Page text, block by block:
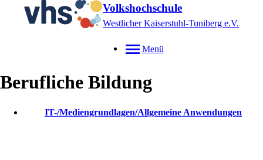
Volkshochschule
Westlicher Kaiserstuhl-Tuniberg e.V.
Menü
Berufliche Bildung
IT-/Mediengrundlagen/Allgemeine Anwendungen